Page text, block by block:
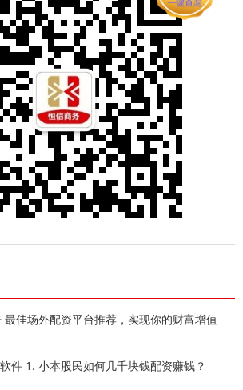
最佳场外配资平台推荐，实现你的财富增值
件 1. 小本股民如何几千块钱配资赚钱？